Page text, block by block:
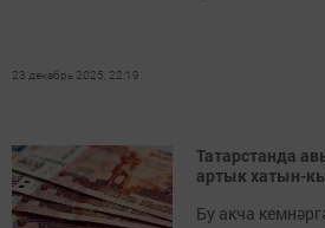
23 декабрь 2025, 22:19
Татарстанда
артык хатын-
Бу акча